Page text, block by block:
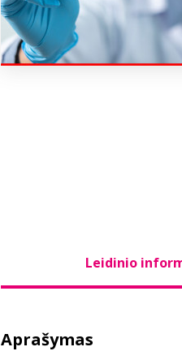
Leidinio
Aprašymas